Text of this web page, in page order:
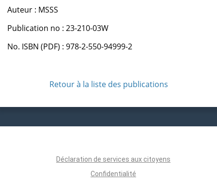
Auteur : MSSS
Publication no : 23-210-03W
No. ISBN (PDF) : 978-2-550-94999-2
Retour à la liste des publications
Déclaration de services aux citoyens
Confidentialité